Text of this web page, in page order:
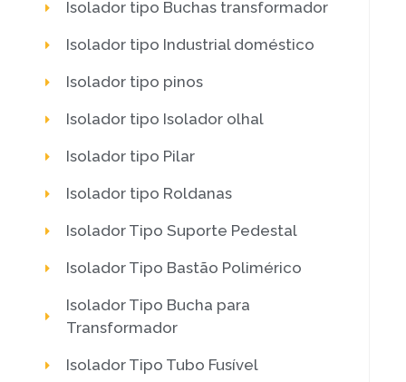
Isolador tipo Buchas transformador
Isolador tipo Industrial doméstico
Isolador tipo pinos
Isolador tipo Isolador olhal
Isolador tipo Pilar
Isolador tipo Roldanas
Isolador Tipo Suporte Pedestal
Isolador Tipo Bastão Polimérico
Isolador Tipo Bucha para
Transformador
Isolador Tipo Tubo Fusível